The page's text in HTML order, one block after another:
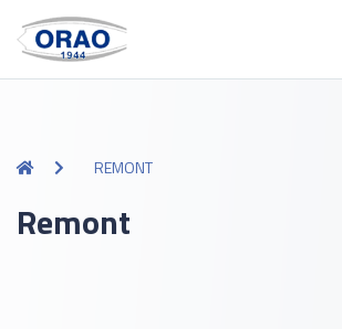
REMONT
Remont